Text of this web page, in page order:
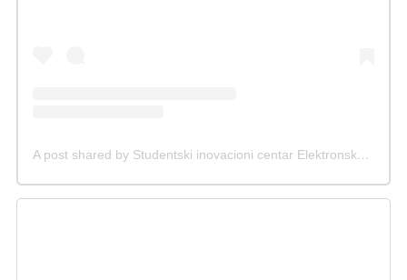
A post shared by Studentski inovacioni centar Elektronskog fakulteta (@sicef.info)